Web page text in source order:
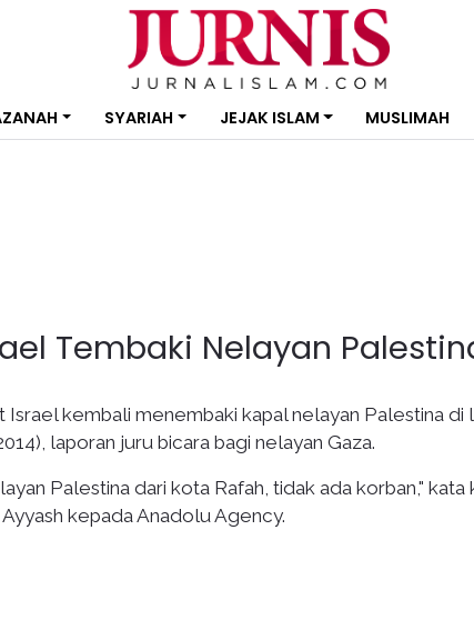
SYARIAH JEJAK ISLAM MUSLIMAH
Tembaki Nelayan
Israel kembali menembaki kapal nelayan Palestina di
laporan juru bicara bagi nelayan Gaza.
Palestina dari kota Rafah, tidak ada korban," kata
kepada Anadolu Agency.